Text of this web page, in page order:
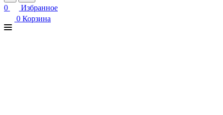
0
Избранное
0 Корзина